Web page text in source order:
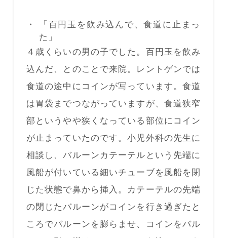
「百円玉を飲み込んで、食道に止まっ
た」
４歳くらいの男の子でした。百円玉を飲み
込んだ、とのことで来院。レントゲンでは
食道の途中にコインが写っています。食道
は胃袋までつながっていますが、食道狭窄
部というやや狭くなっている部位にコイン
が止まっていたのです。小児外科の先生に
相談し、バルーンカテーテルという先端に
風船が付いている細いチューブを風船を閉
じた状態で鼻から挿入。カテーテルの先端
の閉じたバルーンがコインを行き過ぎたと
ころでバルーンを膨らませ、コインをバル